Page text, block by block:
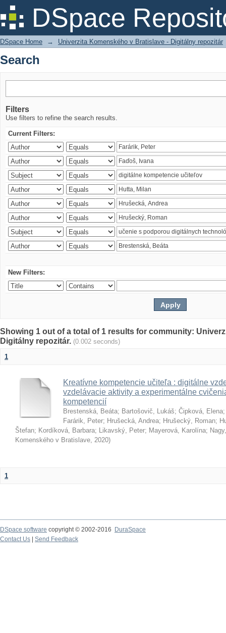
DSpace
Search
DSpace Home → Univerzita Komenského v Bratislave - Digitálny repozitár
Search
Filters
Use filters to refine the search results.
Current Filters:
New Filters:
Showing 1 out of a total of 1 results for community:
Digitálny repozitár. (0.002 seconds)
1
Kreatívne kompetencie učiteľa : digitálne
vzdelávacie aktivity a experimentálne
kompetencií
Brestenská, Beáta; Bartošovič, Lukáš; Čipková, Elena
Farárik, Peter; Hrušecká, Andrea; Hrušecký, Roman;
Štefan; Kordíková, Barbara; Likavský, Peter; Mayerová, Karolína;
Komenského v Bratislave, 2020)
1
DSpace software copyright © 2002-2016
DuraSpace
Contact Us
Send Feedback